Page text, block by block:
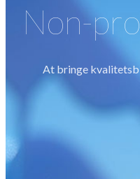
Non-
At bringe